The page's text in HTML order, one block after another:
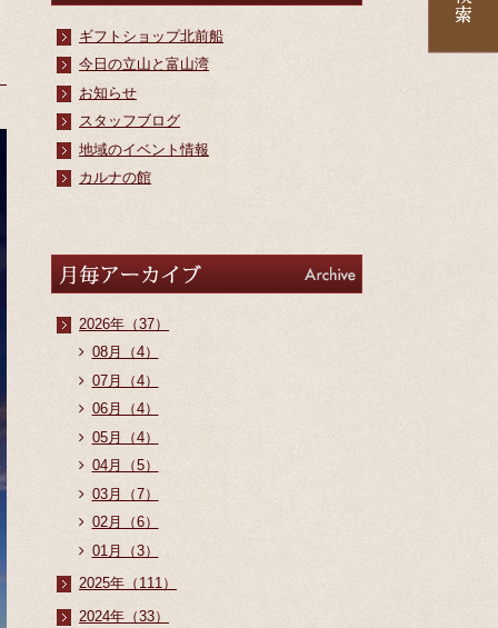
ギフトショップ北前船
今日の立山と富山湾
お知らせ
スタッフブログ
地域のイベント情報
カルナの館
2026年（37）
08月（4）
07月（4）
06月（4）
05月（4）
04月（5）
03月（7）
02月（6）
01月（3）
2025年（111）
2024年（33）